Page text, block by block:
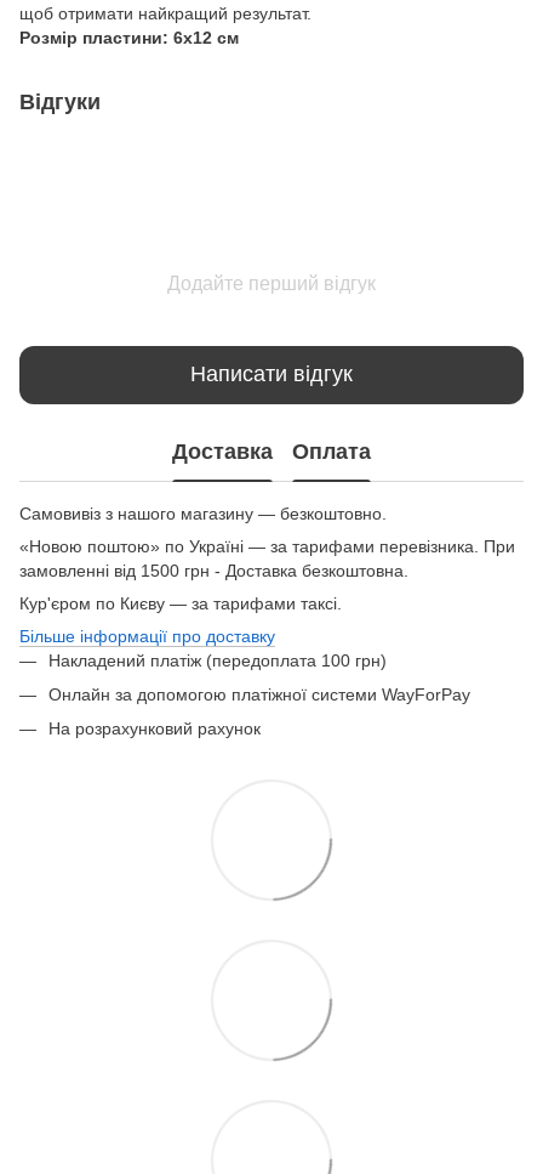
щоб отримати найкращий результат.
Розмір пластини: 6х12 см
Відгуки
Додайте перший відгук
Написати відгук
Доставка Оплата
Самовивіз з нашого магазину — безкоштовно.
«Новою поштою» по Україні — за тарифами перевізника. При
замовленні від 1500 грн - Доставка безкоштовна.
Кур'єром по Києву — за тарифами таксі.
Більше інформації про доставку
Накладений платіж (передоплата 100 грн)
Онлайн за допомогою платіжної системи WayForPay
На розрахунковий рахунок